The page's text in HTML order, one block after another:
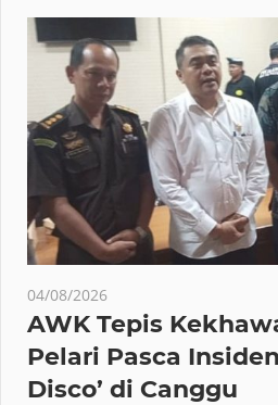
04/08/2026
AWK Tepis
Pelari Pasca
Disco’ di Canggu